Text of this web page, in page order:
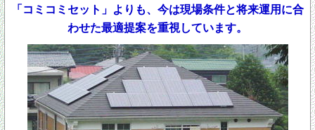
「コミコミセット」よりも、今は現場条件と将来運用に合
わせた最適提案を重視しています。